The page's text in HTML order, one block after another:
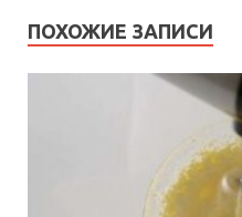
ПОХОЖИЕ ЗАПИСИ